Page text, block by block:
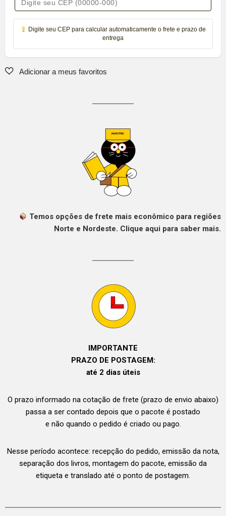
Digite seu CEP para calcular automaticamente o frete e prazo de
entrega
Temos opções de frete mais econômico para regiões
Norte e Nordeste. Clique aqui para saber mais.
IMPORTANTE
PRAZO DE POSTAGEM:
até 2 dias úteis
O prazo informado na cotação de frete (prazo de envio abaixo)
passa a ser contado depois que o pacote é postado
e não quando o pedido é criado ou pago.
Nesse período acontece: recepção do pedido, emissão da nota,
separação dos livros, montagem do pacote, emissão da
etiqueta e translado até o ponto de postagem.